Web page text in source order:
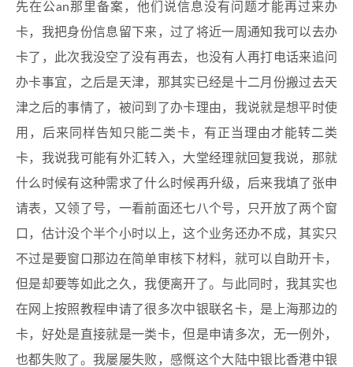
先在公an那里备案，他们说信息没有问题才能再过来办
卡，我把身份信息留下来，过了将近一周通知我可以去办
卡了，此次我没空了没有再去，也没有人再打电话来追问
办卡事宜，之后是天津，那其实已经是十二月份搬过去天
津之后的事情了，被问到了办卡理由，我说就是想平时使
用，后来同样告知只能二类卡，有正当理由才能转二类
卡，我说我可能有外汇转入，大堂经理就回复我说，那就
什么时候有这种需求了什么时候再升级，后来我填了张申
请表，又领了号，一看前面还七八个号，只开放了两个窗
口，估计没个半个小时以上，这个业务还办不成，其实只
不过是要窗口那边在简单审核下材料，就可以自助开卡，
但是却要等如此之久，我便离开了。与此同时，我其实也
在网上按照教程申请了很多次中银联名卡，是上海那边的
卡，好处是直接就是一类卡，但是申请多次，无一例外，
也都失败了。我屡屡失败，感慨这个大陆中银比香港中银